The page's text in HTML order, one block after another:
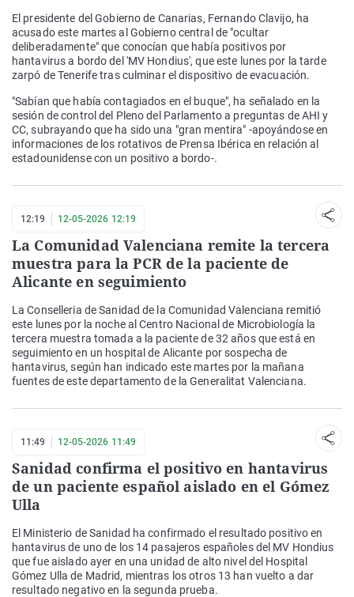
El presidente del Gobierno de Canarias, Fernando Clavijo, ha
acusado este martes al Gobierno central de "ocultar
deliberadamente" que conocían que había positivos por
hantavirus a bordo del 'MV Hondius', que este lunes por la tarde
zarpó de Tenerife tras culminar el dispositivo de evacuación.
"Sabían que había contagiados en el buque", ha señalado en la
sesión de control del Pleno del Parlamento a preguntas de AHI y
CC, subrayando que ha sido una "gran mentira" -apoyándose en
informaciones de los rotativos de Prensa Ibérica en relación al
estadounidense con un positivo a bordo-.
12:19 12-05-2026 12:19
La Comunidad Valenciana remite la tercera
muestra para la PCR de la paciente de
Alicante en seguimiento
La Conselleria de Sanidad de la Comunidad Valenciana remitió
este lunes por la noche al Centro Nacional de Microbiología la
tercera muestra tomada a la paciente de 32 años que está en
seguimiento en un hospital de Alicante por sospecha de
hantavirus, según han indicado este martes por la mañana
fuentes de este departamento de la Generalitat Valenciana.
11:49 12-05-2026 11:49
Sanidad confirma el positivo en hantavirus
de un paciente español aislado en el Gómez
Ulla
El Ministerio de Sanidad ha confirmado el resultado positivo en
hantavirus de uno de los 14 pasajeros españoles del MV Hondius
que fue aislado ayer en una unidad de alto nivel del Hospital
Gómez Ulla de Madrid, mientras los otros 13 han vuelto a dar
resultado negativo en la segunda prueba.